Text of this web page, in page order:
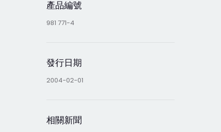
產品編號
981 771-4
發行日期
2004-02-01
相關新聞